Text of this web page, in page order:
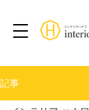
記事